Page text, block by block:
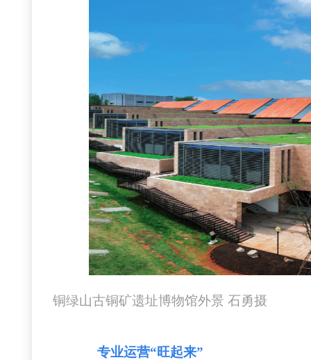
铜绿山古铜矿遗址博物馆外景 石勇摄
专业运营“旺起来”